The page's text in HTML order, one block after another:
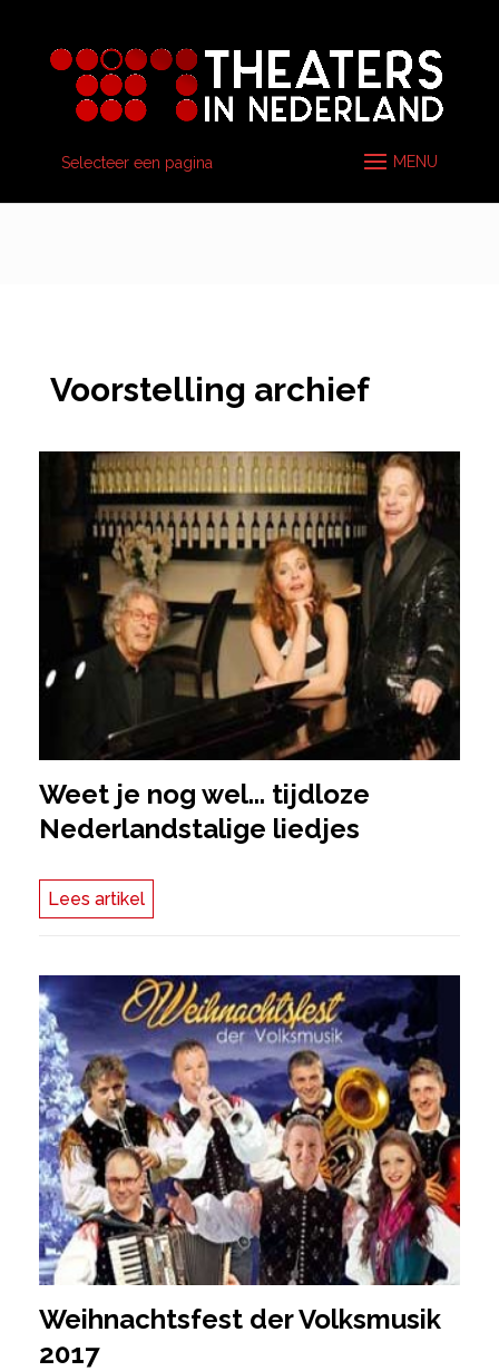
Selecteer een pagina
Voorstelling archief
Weet je nog wel... tijdloze
Nederlandstalige liedjes
Lees artikel
Weihnachtsfest der Volksmusik
2017